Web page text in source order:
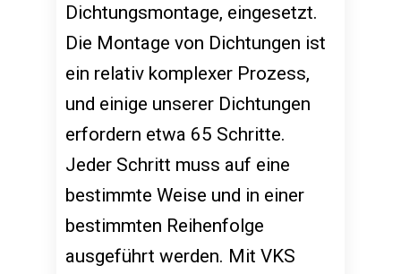
Dichtungsmontage, eingesetzt.
Die Montage von Dichtungen ist
ein relativ komplexer Prozess,
und einige unserer Dichtungen
erfordern etwa 65 Schritte.
Jeder Schritt muss auf eine
bestimmte Weise und in einer
bestimmten Reihenfolge
ausgeführt werden. Mit VKS